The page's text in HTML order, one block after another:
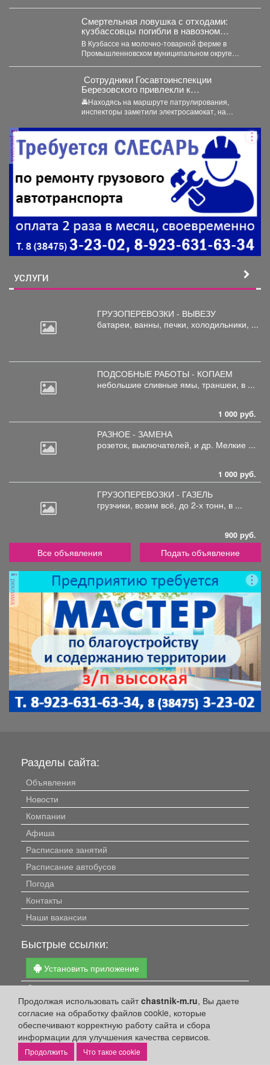
Смертельная ловушка с отходами:
кузбассовцы погибли в навозном
котловане
В Кузбассе на молочно-товарной ферме в
Промышленновском муниципальном округе
‍ Сотрудники Госавтоинспекции
Березовского привлекли к
ответственности водителя
электросамоката, который перевозил
ребенка
🚔Находясь на маршруте патрулирования,
инспекторы заметили электросамокат, на
мотошлемов....
реклама
УСЛУГИ
ГРУЗОПЕРЕВОЗКИ - ВЫВЕЗУ
батареи, ванны, печки, холодильники, ...
ПОДСОБНЫЕ РАБОТЫ - КОПАЕМ
небольшие сливные ямы, траншеи, в ...
1 000 руб.
РАЗНОЕ - ЗАМЕНА
розеток, выключателей, и др. Мелкие ...
1 000 руб.
ГРУЗОПЕРЕВОЗКИ - ГАЗЕЛЬ
грузчики, возим всё, до 2-х тонн, в ...
900 руб.
Все объявления Подать объявление
реклама
Продолжая использовать сайтchastnik-m.ru, Вы даете
согласие на обработку файлов cookie, которые
обеспечивают корректную работу сайта и сбора
информации для улучшения качества сервисов.
Что такое cookie
Разделы сайта:
Объявления
Новости
Компании
Афиша
Расписание занятий
Расписание автобусов
Погода
Контакты
Наши вакансии
Быстрые ссылки:
Установить приложение
Личный кабинет
Подать объявление
Подать объявление в газету
Поздравить
Скачать газету "Частник-М"